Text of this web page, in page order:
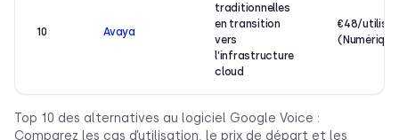
10 Avaya
traditionnelles
en transition
vers
l’infrastructure
cloud
€48/
Top 10 des alternatives au logiciel Google Voice :
Comparez les cas d’utilisation, le prix de départ et les